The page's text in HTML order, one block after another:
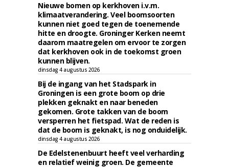
Nieuwe bomen op kerkhoven i.v.m.
klimaatverandering. Veel boomsoorten
kunnen niet goed tegen de toenemende
hitte en droogte. Groninger Kerken neemt
daarom maatregelen om ervoor te zorgen
dat kerkhoven ook in de toekomst groen
kunnen blijven.
dinsdag 4 augustus 2026
Bij de ingang van het Stadspark in
Groningen is een grote boom op drie
plekken geknakt en naar beneden
gekomen. Grote takken van de boom
versperren het fietspad. Wat de reden is
dat de boom is geknakt, is nog onduidelijk.
dinsdag 4 augustus 2026
De Edelstenenbuurt heeft veel verharding
en relatief weinig groen. De gemeente